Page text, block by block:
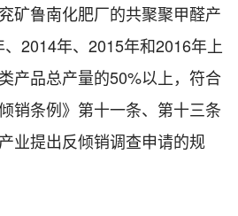
矿鲁南化肥厂的共聚聚甲醛产
2014年、 2015年和2016年上
产品总产量的50%以上，符合
销条例》第十一条、第十三条
业提出反倾销调查申请的规